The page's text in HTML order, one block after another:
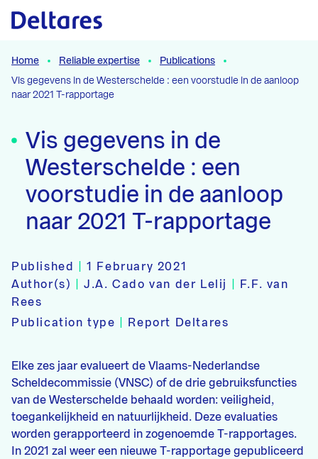
Naar hoofdcontent
Home Reliable expertise
Publications
Vis gegevens in de Westerschelde : een voorstudie in de aanloop
naar 2021 T-rapportage
Vis gegevens in de
Westerschelde : een
voorstudie in de aanloop
naar 2021 T-rapportage
Published |1 February 2021
Author(s)
|J.A. Cado van der Lelij
F.F. van
Rees
Publication type
Report Deltares
Elke zes jaar evalueert de Vlaams-Nederlandse
Scheldecommissie (VNSC) of de drie gebruiksfuncties
van de Westerschelde behaald worden: veiligheid,
toegankelijkheid en natuurlijkheid. Deze evaluaties
worden gerapporteerd in zogenoemde T-rapportages.
In 2021 zal weer een nieuwe T-rapportage gepubliceerd